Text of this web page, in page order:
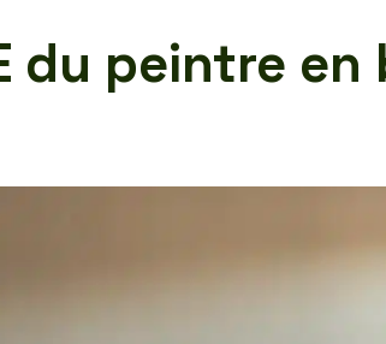
du peintre